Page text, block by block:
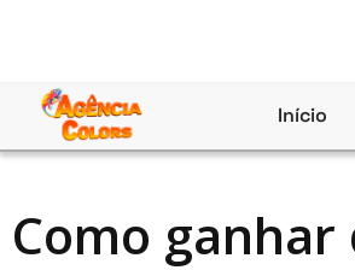
conteúdo
Início
Como